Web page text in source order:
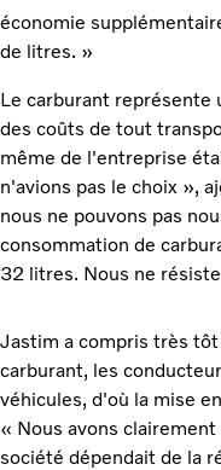
économie
de litres. »
Le carburant représente
des coûts de tout
même de l'entreprise
n'avions pas le choix »,
nous ne pouvons pas
consommation de
32 litres. Nous ne
Jastim a compris très
carburant, les
véhicules, d'où la mise
« Nous avons
société dépendait de la